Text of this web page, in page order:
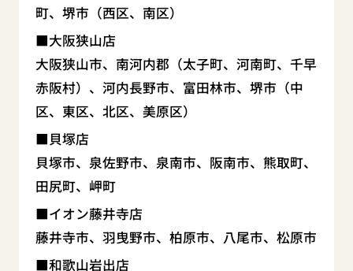
町、堺市（西区、南区）
大阪狭山店
大阪狭山市、南河内郡（太子町、河南町、千早
赤阪村）、河内長野市、富田林市、堺市（中
区、東区、北区、美原区）
貝塚店
貝塚市、泉佐野市、泉南市、阪南市、熊取町、
田尻町、岬町
イオン藤井寺店
藤井寺市、羽曳野市、柏原市、八尾市、松原市
和歌山岩出店